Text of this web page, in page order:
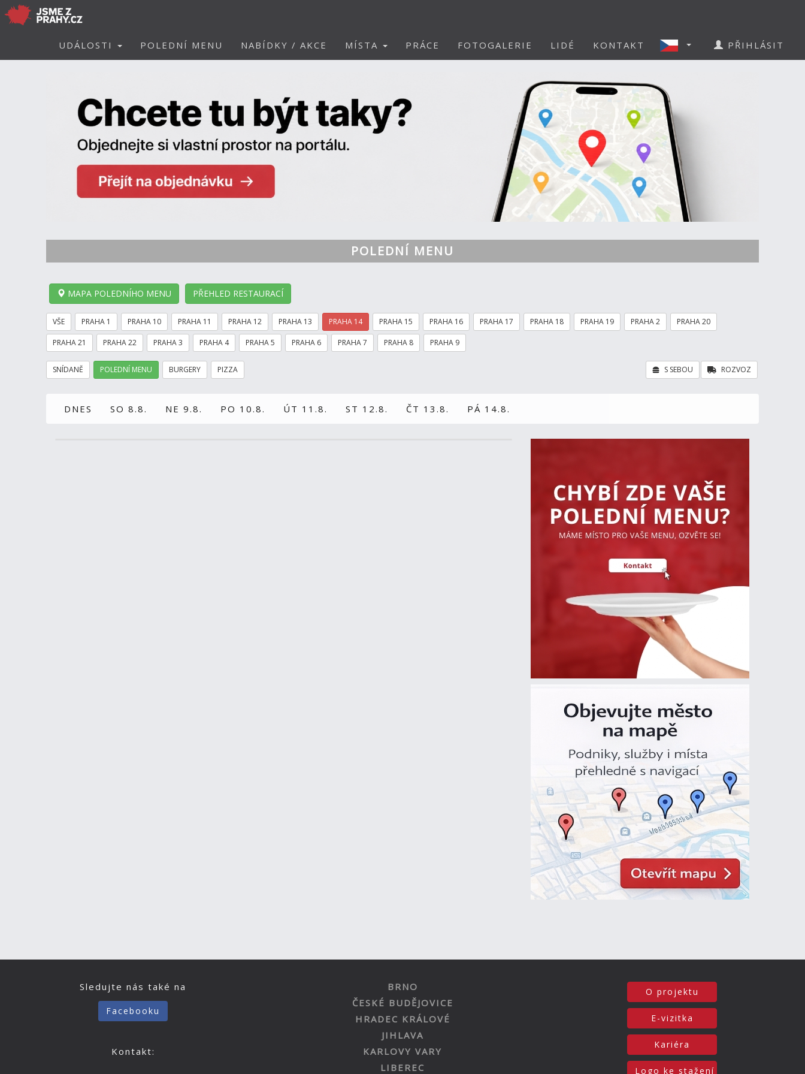
UDÁLOSTI POLEDNÍ MENU NABÍDKY / AKCE MÍSTA PRÁCE FOTOGALERIE LIDÉ KONTAKT PŘIHLÁSIT
POLEDNÍ MENU
MAPA POLEDNÍHO MENU PŘEHLED RESTAURACÍ
VŠE PRAHA 1 PRAHA 10 PRAHA 11 PRAHA 12 PRAHA 13 PRAHA 14 PRAHA 15 PRAHA 16 PRAHA 17 PRAHA 18 PRAHA 19 PRAHA 2 PRAHA 20
PRAHA 21 PRAHA 22 PRAHA 3 PRAHA 4 PRAHA 5 PRAHA 6 PRAHA 7 PRAHA 8 PRAHA 9
SNÍDANĚ POLEDNÍ MENU BURGERY PIZZA ROZVOZ
S SEBOU
DNES SO 8.8. NE 9.8. PO 10.8. ÚT 11.8. ST 12.8. ČT 13.8. PÁ 14.8.
Sledujte nás také na
Facebooku
Kontakt:
BRNO
ČESKÉ BUDĚJOVICE
HRADEC KRÁLOVÉ
JIHLAVA
KARLOVY VARY
LIBEREC
O projektu
E-vizitka
Kariéra
Logo ke stažení